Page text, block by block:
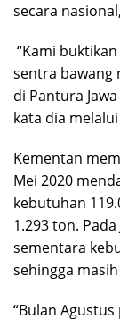
secara
“Kami
sentra bawang
di Pantura
kata dia
Kementan
Mei 2020
kebutuhan
1.293 ton.
sementara
sehingga
“Bulan